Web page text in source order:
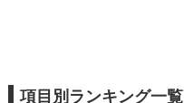
項目別ランキング一覧